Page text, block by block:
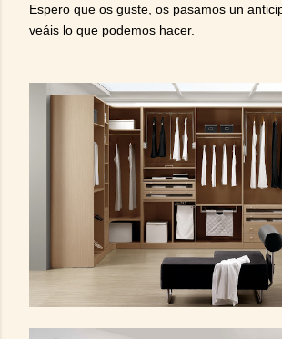
Espero que os guste, os pasamos un
veáis lo que podemos hacer.